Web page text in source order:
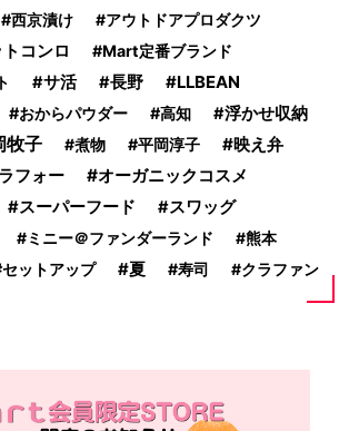
西京漬け アウトドアプロダクツ
コンロ
Mart定番ブランド
サ活 長野 LLBEAN
おからパウダー 高知 浮かせ収納
牧子 煮物 平岡淳子 映え弁
フォー オーガニックコスメ
スーパーフード スワッグ
ミニー＠ファンダーランド 熊本
セットアップ 夏 寿司 クラファン